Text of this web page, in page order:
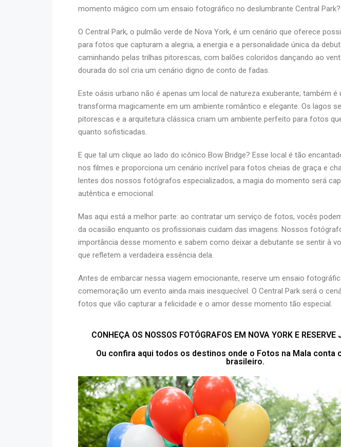
momento mágico com um ensaio fotográfico no deslumbrante Central Park?
O Central Park, o pulmão verde de Nova York, é um cenário que oferece
para fotos que capturam a alegria, a energia e a personalidade única da
caminhando pelas trilhas pitorescas, com balões coloridos dançando ao
dourada do sol cria um cenário digno de conto de fadas.
Este oásis urbano não é apenas um local de natureza exuberante; também é
transforma magicamente em um ambiente romântico e elegante. Os lagos
pitorescas e a arquitetura clássica criam um ambiente perfeito para fotos
quanto sofisticadas.
E que tal um clique ao lado do icônico Bow Bridge? Esse local é tão
nos filmes e proporciona um cenário incrível para fotos cheias de graça e
lentes dos nossos fotógrafos especializados, a magia do momento será
autêntica e emocional.
Mas aqui está a melhor parte: ao contratar um serviço de fotos, vocês
da ocasião enquanto os profissionais cuidam das imagens. Nossos
importância desse momento e sabem como deixar a debutante se sentir à
que refletem a verdadeira essência dela.
Antes de embarcar nessa viagem emocionante, reserve um ensaio
comemoração um evento ainda mais inesquecível. O Central Park será o
fotos que vão capturar a felicidade e o amor desse momento tão especial.
CONHEÇA OS NOSSOS FOTÓGRAFOS EM NOVA YORK E RESERVE
Ou confira aqui todos os destinos onde o Fotos na Mala conta
brasileiro.